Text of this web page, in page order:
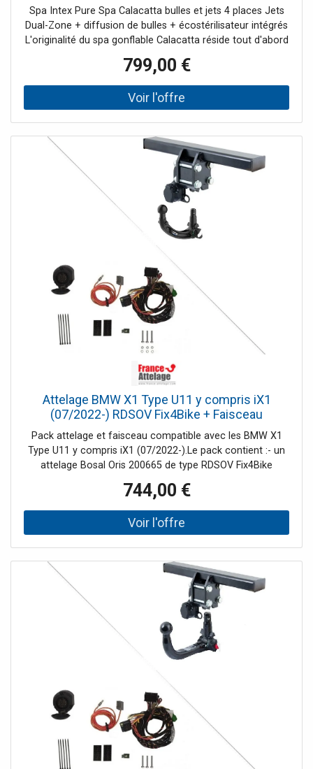
Spa Intex Pure Spa Calacatta bulles et jets 4 places Jets
Dual-Zone + diffusion de bulles + écostérilisateur intégrés
L'originalité du spa gonflable Calacatta réside tout d'abord
dans son motif extérieur marbre qui apporte une touche
d'élégance et de modernité et rend cette référence
vraiment irrés
799,00 €
Attelage BMW X1 Type U11 y compris iX1
(07/2022-) RDSOV Fix4Bike + Faisceau
spécifique 13 broches Bosstow
Pack attelage et faisceau compatible avec les BMW X1
Type U11 y compris iX1 (07/2022-).Le pack contient :- un
attelage Bosal Oris 200665 de type RDSOV Fix4Bike
spécifique 13 broches Bosstow 87521381Tout est livré
complet et les notices de montage sont
incluses.L'attelage, également nommé attache remorque,
n'est pas compatible avec toutes les versions des BMW
contre-indications listées dans la fiche technique.
744,00 €